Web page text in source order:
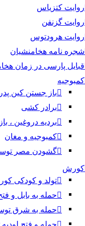
روایت کتزیاس
روایت گزنفن
روایت هرودتوس
شجره نامه هخامنشیان
قبایل پارسی در زمان
کمبوجیه
باز جستن کین پدر
برادر کشی
بردیه دروغین
کمبوجیه و مغان
گشودن مصر
کورش
تولد و کودکی
حمله به بابل و
حمله به شرق
حمله و فتح